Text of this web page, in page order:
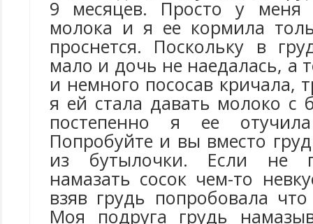
9 месяцев. Просто у
молока и я ее кормила
проснется. Поскольку в
мало и дочь не наедалась, а
и немного пососав кричала,
я ей стала давать молоко с
постепенно я ее
Попробуйте и вы вместо
из бутылочки. Если не
намазать сосок чем-то
взяв грудь попробовала
Моя подруга грудь